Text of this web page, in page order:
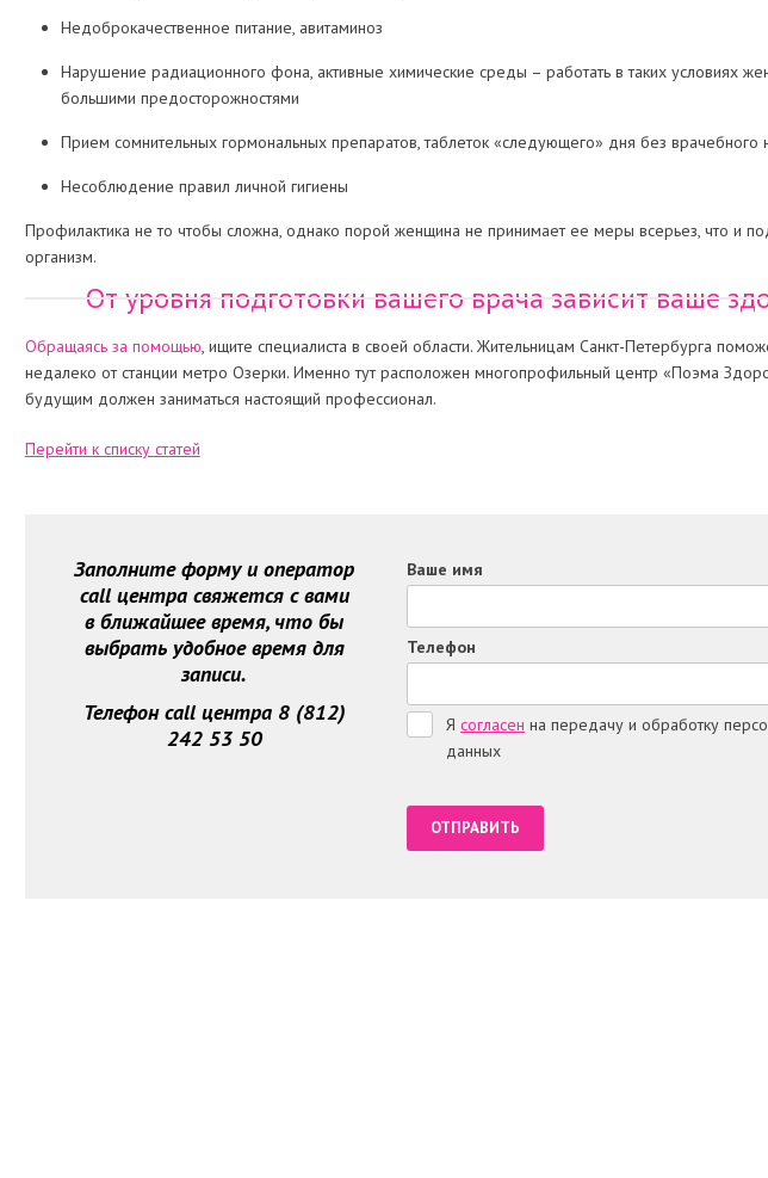
Недоброкачественное питание, авитаминоз
Нарушение радиационного фона, активные химические среды – работать в таких условиях
большими предосторожностями
Прием сомнительных гормональных препаратов, таблеток «следующего» дня без врачебного
Несоблюдение правил личной гигиены
Профилактика не то чтобы сложна, однако порой женщина не принимает ее меры всерьез, что и
организм.
От уровня подготовки вашего врача зависит ваше
Обращаясь за помощью, ищите специалиста в своей области. Жительницам Санкт-Петербурга
недалеко от станции метро Озерки. Именно тут расположен многопрофильный центр «Поэма
будущим должен заниматься настоящий профессионал.
Перейти к списку статей
Заполните форму и оператор
call центра свяжется с вами
в ближайшее время, что бы
выбрать удобное время для
записи.
Телефон call центра 8 (812)
242 53 50
Ваше имя
Телефон
Ясогласен на передачу и обработку
данных